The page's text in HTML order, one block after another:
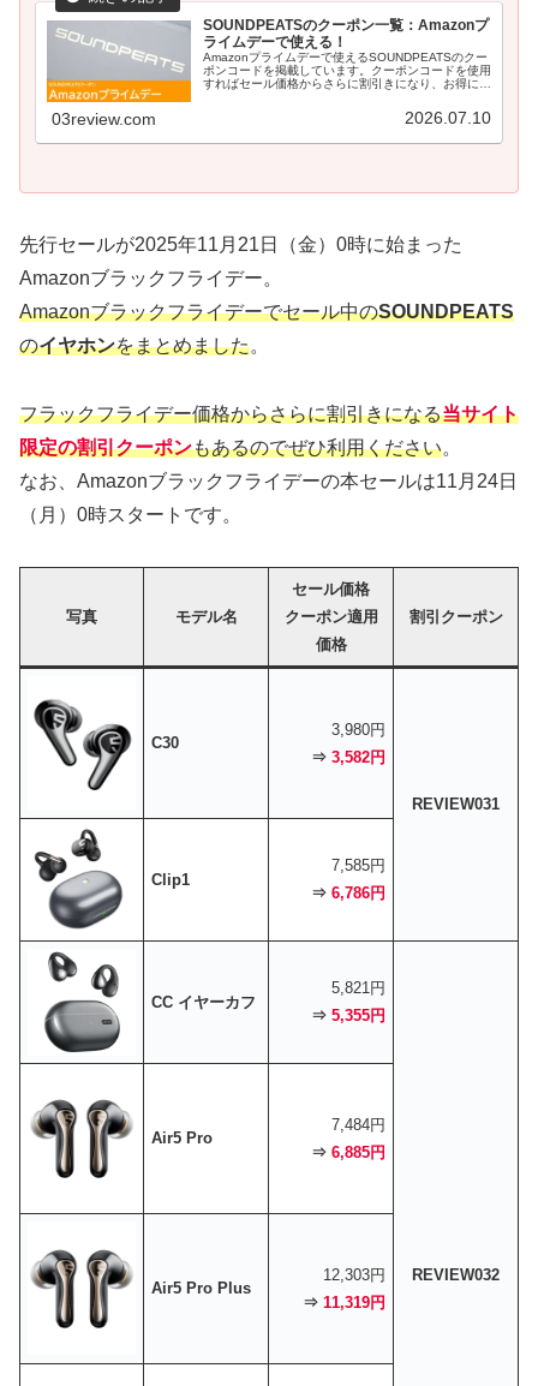
SOUNDPEATSのクーポン一覧：Amazonプ
ライムデーで使える！
Amazonプライムデーで使えるSOUNDPEATSのクー
ポンコードを掲載しています。クーポンコードを使用
すればセール価格からさらに割引きになり、お得にゲ
03review.com 2026.07.10
先行セールが2025年11月21日（金）0時に始まった
Amazonブラックフライデー。
Amazonブラックフライデーでセール中のSOUNDPEATS
のイヤホンをまとめました。
フラックフライデー価格からさらに割引きになる当サイト
限定の割引クーポンもあるのでぜひ利用ください。
なお、Amazonブラックフライデーの本セールは11月24日
（月）0時スタートです。
写真 モデル名
セール価格
クーポン適用
価格
割引クーポン
C30
3,980円
⇒ 3,582円
REVIEW031
Clip1
7,585円
⇒ 6,786円
CC イヤーカフ
5,821円
⇒ 5,355円
REVIEW032
Air5 Pro
7,484円
⇒ 6,885円
Air5 Pro Plus
12,303円
⇒ 11,319円